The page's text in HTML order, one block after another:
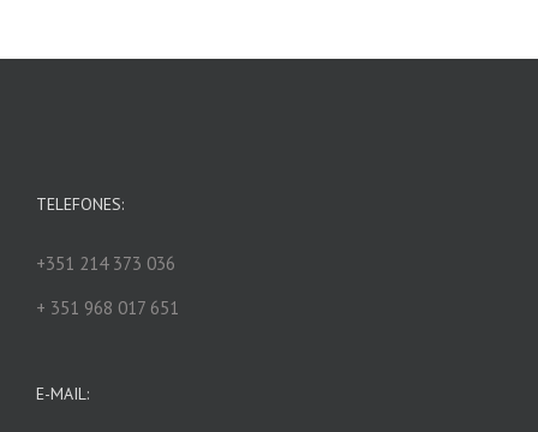
TELEFONES:
+351 214 373 036
+ 351 968 017 651
E-MAIL: